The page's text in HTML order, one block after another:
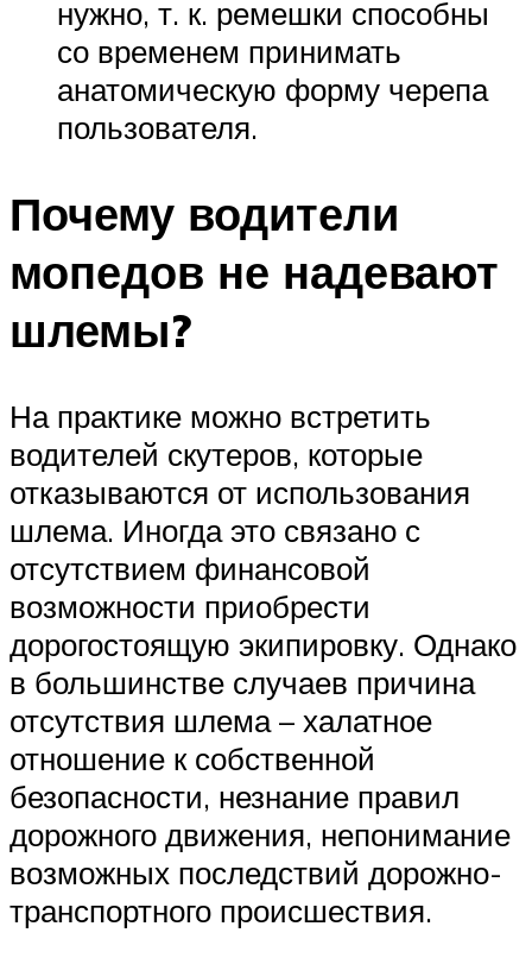
нужно, т. к. ремешки способны
со временем принимать
анатомическую форму черепа
пользователя.
Почему водители
мопедов не надевают
шлемы?
На практике можно встретить
водителей скутеров, которые
отказываются от использования
шлема. Иногда это связано с
отсутствием финансовой
возможности приобрести
дорогостоящую экипировку. Однако
в большинстве случаев причина
отсутствия шлема – халатное
отношение к собственной
безопасности, незнание правил
дорожного движения, непонимание
возможных последствий дорожно-
транспортного происшествия.